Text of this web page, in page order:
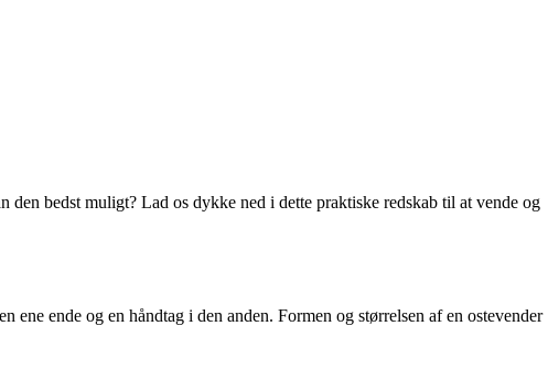
bedst muligt? Lad os dykke ned i dette praktiske redskab til at vende og
ende og en håndtag i den anden. Formen og størrelsen af en ostevender